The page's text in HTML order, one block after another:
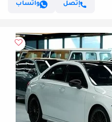
إتصل
واتساب